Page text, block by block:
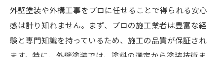
外壁塗装や外構工事をプロに任せることで得られる安心
感は計り知れません。まず、プロの施工業者は豊富な経
験と専門知識を持っているため、施工の品質が保証され